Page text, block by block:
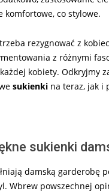
komfortowe, co stylowe.
rezygnować z
z różnymi
kobiety. Odkryjmy
sukienki na teraz, jak i
sukienki
damską garderobę
Wbrew powszechnej